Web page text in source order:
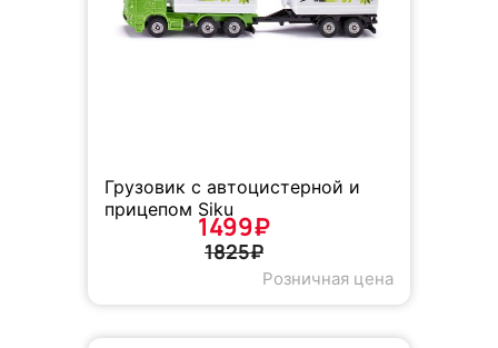
Грузовик с автоцистерной и
прицепом Siku
1499₽
1825₽
Розничная цена